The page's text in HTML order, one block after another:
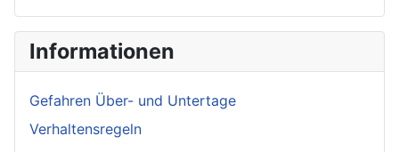
Informationen
Gefahren Über- und Untertage
Verhaltensregeln